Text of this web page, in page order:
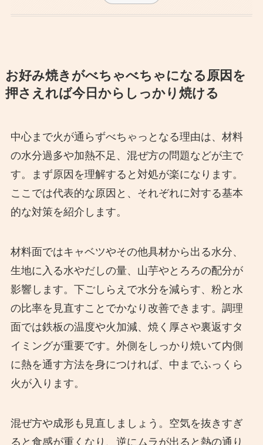
お好み焼きがべちゃべちゃになる原因を
押さえれば今日からしっかり焼ける
中心まで火が通らずべちゃっとなる理由は、材料
の水分過多や加熱不足、混ぜ方の問題などが主で
す。まず原因を理解すると対処が楽になります。
ここでは代表的な原因と、それぞれに対する基本
的な対策を紹介します。
材料面ではキャベツやその他具材から出る水分、
生地に入る水やだしの量、山芋やとろろの配分が
影響します。下ごしらえで水分を減らす、粉と水
の比率を見直すことでかなり改善できます。調理
面では鉄板の温度や火加減、焼く厚さや裏返すタ
イミングが重要です。外側をしっかり焼いて内側
に熱を通す方法を身につければ、中までふっくら
火が入ります。
混ぜ方や成形も見直しましょう。空気を抜きすぎ
ると食感が重くなり、逆にムラが出ると熱の通り